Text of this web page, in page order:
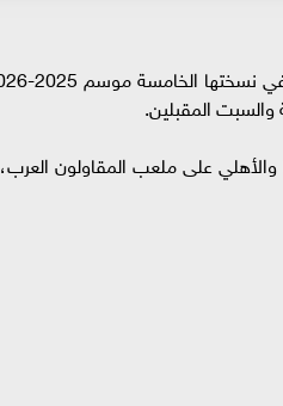
المقبلين.
على ملعب المقاولون